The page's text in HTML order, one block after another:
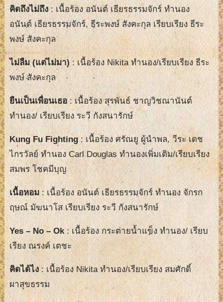
คิดถึงไม่ถึง: เนื้อร้อง อนันต์ เธียรธรรมจักร์ ทำนอง
อนันต์ เธียรธรรมจักร์, ธีระพงษ์ สังคะกุล เรียบเรียง ธีระ
พงษ์ สังคะกุล
ไม่ลืม (แต่ไม่มา): เนื้อร้อง Nikita ทำนอง/เรียบเรียง ธีระ
พงษ์ สังคะกุล
ยืนเป็นเพื่อนเธอ: เนื้อร้อง สุรพันธ์ ชาญวิชณานันต์
ทำนอง/ เรียบเรียง ระวี กังสนารักษ์
Kung Fu Fighting: เนื้อร้อง ศรัณยู ผู้นำพล, วีระ เดช
ไกรวัลย์ ทำนอง Carl Douglas ทำนองเพิ่มเติม/เรียบเรียง
สมพร โชคมีบุญ
เนื้อหอม: เนื้อร้อง อนันต์ เธียรธรรมจักร์ ทำนอง จักรก
ฤษณ์ มัฆนาโส เรียบเรียง ระวี กังสนารักษ์
Yes – No – Ok : เนื้อร้อง กระต่ายน้ำแข็ง ทำนอง/ เรียบ
เรียง ณรงค์ เตชะ
คิดได้ไง: เนื้อร้อง Nikita ทำนอง/เรียบเรียง สมศักดิ์
ผาสุขธรรม